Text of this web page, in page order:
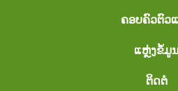
ຄອບຄົວຕົວ
ແຫຼ່ງຂໍ້ມູ
ຕິດຕໍ່